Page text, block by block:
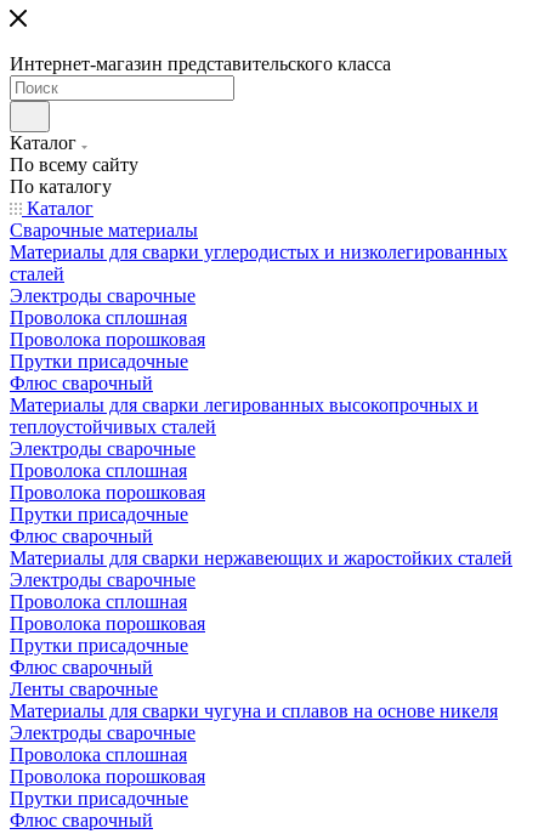
Интернет-магазин представительского класса
Каталог
По всему сайту
По каталогу
Каталог
Сварочные материалы
Материалы для сварки углеродистых и низколегированных
сталей
Электроды сварочные
Проволока сплошная
Проволока порошковая
Прутки присадочные
Флюс сварочный
Материалы для сварки легированных высокопрочных и
теплоустойчивых сталей
Электроды сварочные
Проволока сплошная
Проволока порошковая
Прутки присадочные
Флюс сварочный
Материалы для сварки нержавеющих и жаростойких сталей
Электроды сварочные
Проволока сплошная
Проволока порошковая
Прутки присадочные
Флюс сварочный
Ленты сварочные
Материалы для сварки чугуна и сплавов на основе никеля
Электроды сварочные
Проволока сплошная
Проволока порошковая
Прутки присадочные
Флюс сварочный